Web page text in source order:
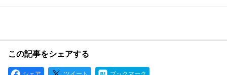
この記事をシェアする